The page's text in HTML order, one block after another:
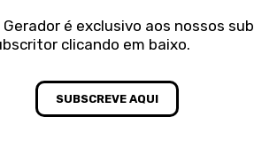
é exclusivo aos nossos
clicando em baixo.
SUBSCREVE AQUI